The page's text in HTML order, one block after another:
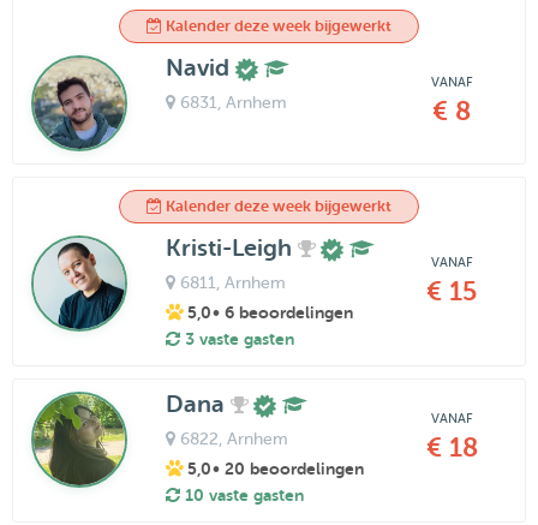
Kalender deze week bijgewerkt
Navid
6831 , Arnhem
VANAF
€ 8
Kalender deze week bijgewerkt
Kristi-Leigh
6811 , Arnhem
5,0• 6 beoordelingen
3 vaste gasten
VANAF
€ 15
Dana
6822 , Arnhem
5,0• 20 beoordelingen
10 vaste gasten
VANAF
€ 18